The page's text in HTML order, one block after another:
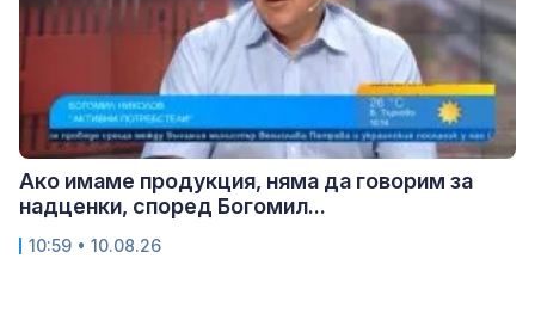
Ако имаме продукция, няма да говорим за
надценки, според Богомил...
10:59 • 10.08.26